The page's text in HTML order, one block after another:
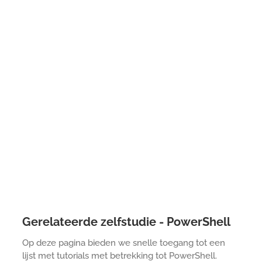
Gerelateerde zelfstudie - PowerShell
Op deze pagina bieden we snelle toegang tot een
lijst met tutorials met betrekking tot PowerShell.